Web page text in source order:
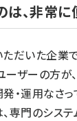
、非常に
だいた企業
ザーの方が
・運用なさっ
専門のシス